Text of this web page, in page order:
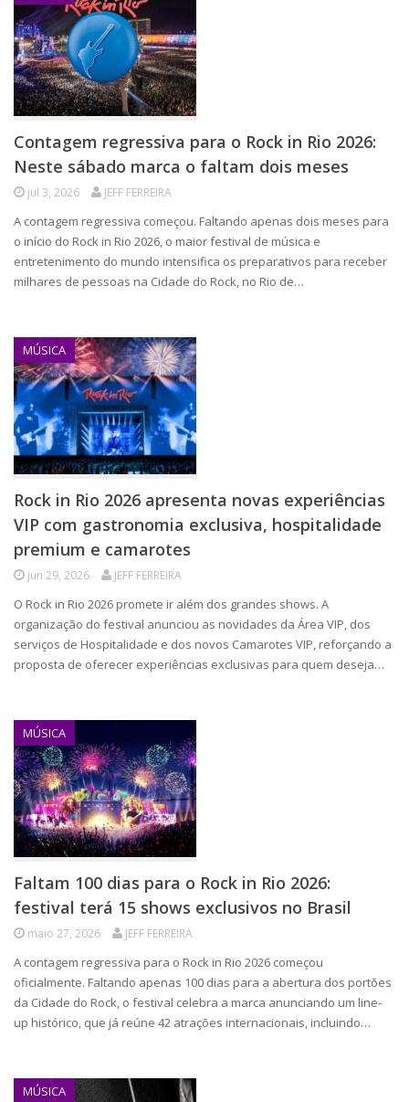
Contagem regressiva para o Rock in Rio 2026:
Neste sábado marca o faltam dois meses
jul 3, 2026 JEFF FERREIRA
A contagem regressiva começou. Faltando apenas dois meses para
o início do Rock in Rio 2026, o maior festival de música e
entretenimento do mundo intensifica os preparativos para receber
milhares de pessoas na Cidade do Rock, no Rio de…
MÚSICA
Rock in Rio 2026 apresenta novas experiências
VIP com gastronomia exclusiva, hospitalidade
premium e camarotes
jun 29, 2026 JEFF FERREIRA
O Rock in Rio 2026 promete ir além dos grandes shows. A
organização do festival anunciou as novidades da Área VIP, dos
serviços de Hospitalidade e dos novos Camarotes VIP, reforçando a
proposta de oferecer experiências exclusivas para quem deseja…
MÚSICA
Faltam 100 dias para o Rock in Rio 2026:
festival terá 15 shows exclusivos no Brasil
maio 27, 2026 JEFF FERREIRA
A contagem regressiva para o Rock in Rio 2026 começou
oficialmente. Faltando apenas 100 dias para a abertura dos portões
da Cidade do Rock, o festival celebra a marca anunciando um line-
up histórico, que já reúne 42 atrações internacionais, incluindo…
MÚSICA